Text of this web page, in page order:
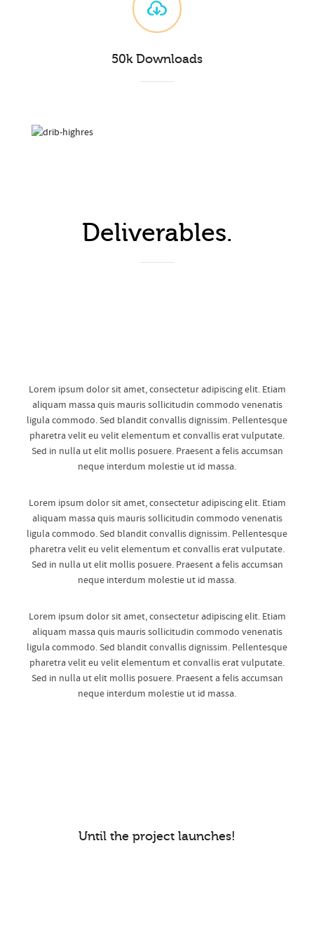
50k Downloads
Deliverables.
Lorem ipsum dolor sit amet, consectetur adipiscing elit. Etiam
aliquam massa quis mauris sollicitudin commodo venenatis
ligula commodo. Sed blandit convallis dignissim. Pellentesque
pharetra velit eu velit elementum et convallis erat vulputate.
Sed in nulla ut elit mollis posuere. Praesent a felis accumsan
neque interdum molestie ut id massa.
Lorem ipsum dolor sit amet, consectetur adipiscing elit. Etiam
aliquam massa quis mauris sollicitudin commodo venenatis
ligula commodo. Sed blandit convallis dignissim. Pellentesque
pharetra velit eu velit elementum et convallis erat vulputate.
Sed in nulla ut elit mollis posuere. Praesent a felis accumsan
neque interdum molestie ut id massa.
Lorem ipsum dolor sit amet, consectetur adipiscing elit. Etiam
aliquam massa quis mauris sollicitudin commodo venenatis
ligula commodo. Sed blandit convallis dignissim. Pellentesque
pharetra velit eu velit elementum et convallis erat vulputate.
Sed in nulla ut elit mollis posuere. Praesent a felis accumsan
neque interdum molestie ut id massa.
Until the project launches!